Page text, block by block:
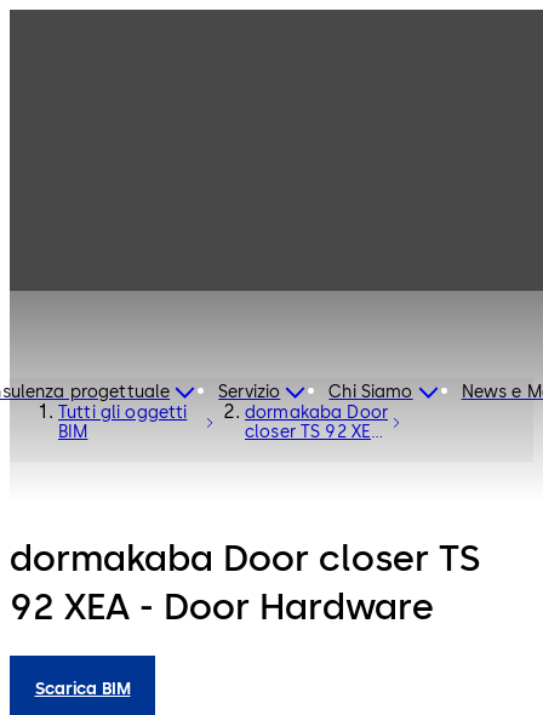
progettuale Servizio Chi Siamo
News e
Tutti gli oggetti
BIM
dormakaba Door
closer TS 92 XEA
dormakaba Door closer TS
92 XEA - Door Hardware
Scarica BIM